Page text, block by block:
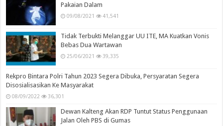
Pakaian Dalam
09/08/2021 41,541
Tidak Terbukti Melanggar UU ITE, MA Kuatkan Vonis
Bebas Dua Wartawan
25/06/2021 39,335
Rekpro Bintara Polri Tahun 2023 Segera Dibuka, Persyaratan Segera
Disosialisasikan Ke Masyarakat
08/09/2022 36,301
Dewan Kalteng Akan RDP Tuntut Status Penggunaan
Jalan Oleh PBS di Gumas